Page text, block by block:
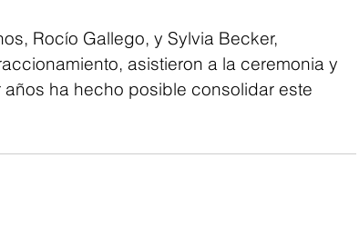
Rocío Gallego, y Sylvia Becker,
asistieron a la ceremonia y
ha hecho posible consolidar este